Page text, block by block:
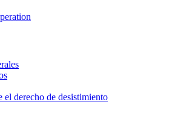
el derecho de desistimiento